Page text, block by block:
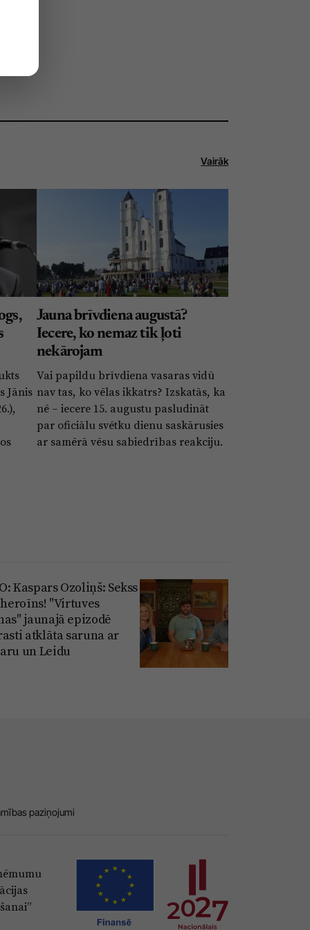
Vairāk
Jānis
Jauna brīvdiena augustā?
Iecere, ko nemaz tik ļoti
nekārojam
Vai papildu brīvdiena vasaras vidū
nav tas, ko vēlas ikkatrs? Izskatās, ka
nē – iecere 15. augustu pasludināt
par oficiālu svētku dienu saskārusies
ar samērā vēsu sabiedrības reakciju.
Kaspars Ozoliņš: Sekss
"Virtuves
jaunajā epizodē
atklāta saruna ar
un Leidu
paziņojumi